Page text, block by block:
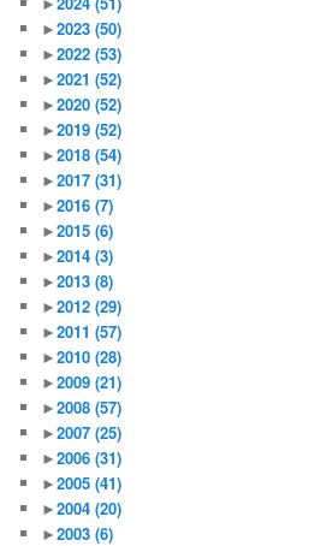
►2023(50)
►2022(53)
►2021(52)
►2020(52)
►2019(52)
►2018(54)
►2017(31)
►2016(7)
►2015(6)
►2014(3)
►2013(8)
►2012(29)
►2011(57)
►2010(28)
►2009(21)
►2008(57)
►2007(25)
►2006(31)
►2005(41)
►2004(20)
►2003(6)